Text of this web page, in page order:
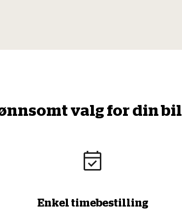
valg for din bil
Enkel timebestilling